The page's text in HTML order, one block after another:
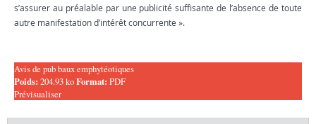
s’assurer au préalable par une publicité suffisante de l’absence de toute
autre manifestation d’intérêt concurrente ».
Avis de pub baux emphytéotiques
Poids: 204.93 koFormat: PDF
Prévisualiser